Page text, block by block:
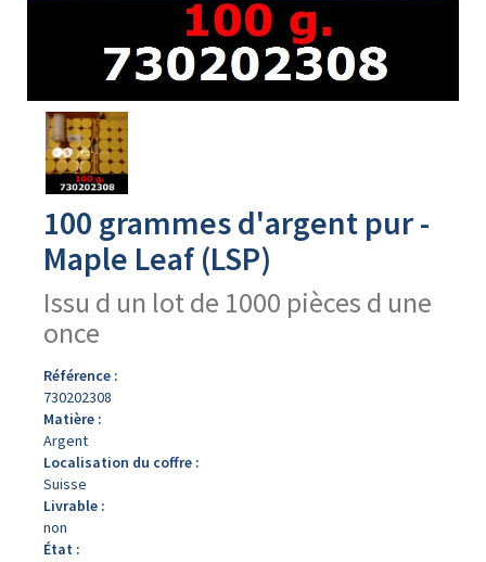
Avers
produit
100 grammes d'argent pur -
Maple Leaf (LSP)
Issu d un lot de 1000 pièces d une
once
Référence :
730202308
Matière :
Argent
Localisation du coffre :
Suisse
Livrable :
non
État :